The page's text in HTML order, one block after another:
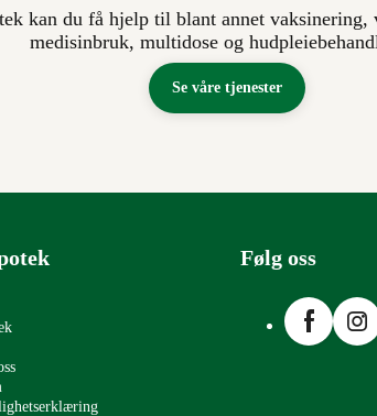
kan du få hjelp til blant annet
medisinbruk, multidose og
Se våre tjenester
Følg oss